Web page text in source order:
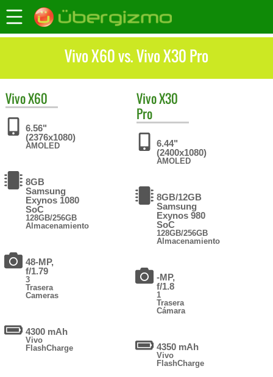
Vivo X60 vs. Vivo X30 Pro
VivoX60
6.56"
(2376x1080)
AMOLED
8GB
Samsung
Exynos 1080
SoC
128GB/256GB
Almacenamiento
48-MP,
f/1.79
3
Trasera
Cameras
4300 mAh
Vivo
FlashCharge
VivoX30
Pro
6.44"
(2400x1080)
AMOLED
8GB/12GB
Samsung
Exynos 980
SoC
128GB/256GB
Almacenamiento
-MP,
f/1.8
1
Trasera
Cámara
4350 mAh
Vivo
FlashCharge